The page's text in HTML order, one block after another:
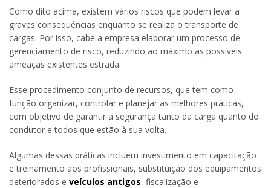
Como dito acima, existem vários riscos que podem levar a
graves consequências enquanto se realiza o transporte de
cargas. Por isso, cabe a empresa elaborar um processo de
gerenciamento de risco, reduzindo ao máximo as possíveis
ameaças existentes estrada.
Esse procedimento conjunto de recursos, que tem como
função organizar, controlar e planejar as melhores práticas,
com objetivo de garantir a segurança tanto da carga quanto do
condutor e todos que estão à sua volta.
Algumas dessas práticas incluem investimento em capacitação
e treinamento aos profissionais, substituição dos equipamentos
deteriorados e veículos antigos, fiscalização e